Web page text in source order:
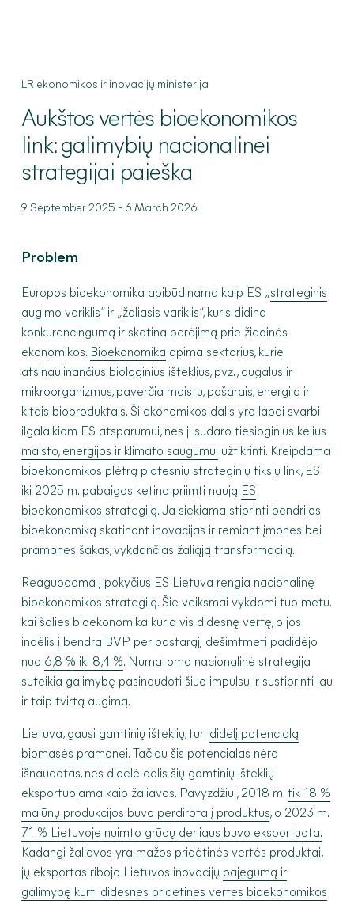
LR ekonomikos ir inovacijų ministerija
Aukštosvertės bioekonomikos
link: galimybių nacionalinei
strategijai paieška
9 September 2025 - 6 March 2026
Problem
Europos bioekonomika apibūdinama kaip ES „strateginis
augimo variklis“ ir „žaliasis variklis“, kuris didina
konkurencingumą ir skatina perėjimą prie žiedinės
ekonomikos. Bioekonomika apima sektorius, kurie
atsinaujinančius biologinius išteklius, pvz., augalus ir
mikroorganizmus, paverčia maistu, pašarais, energija ir
kitais bioproduktais. Ši ekonomikos dalis yra labai svarbi
ilgalaikiam ES atsparumui, nes ji sudaro tiesioginius kelius
maisto, energijos ir klimato saugumui užtikrinti. Kreipdama
bioekonomikos plėtrą platesnių strateginių tikslų link, ES
iki 2025 m. pabaigos ketina priimti naują ES
bioekonomikos strategiją. Ja siekiama stiprinti bendrijos
bioekonomiką skatinant inovacijas ir remiant įmones bei
pramonės šakas, vykdančias žaliąją transformaciją.
Reaguodama į pokyčius ES Lietuva rengia nacionalinę
bioekonomikos strategiją. Šie veiksmai vykdomi tuo metu,
kai šalies bioekonomika kuria vis didesnę vertę, o jos
indėlis į bendrą BVP per pastarąjį dešimtmetį padidėjo
nuo 6,8 % iki 8,4 %. Numatoma nacionalinė strategija
suteikia galimybę pasinaudoti šiuo impulsu ir sustiprinti jau
ir taip tvirtą augimą.
Lietuva, gausi gamtinių išteklių, turi didelį potencialą
biomasės pramonei.Tačiau šis potencialas nėra
išnaudotas, nes didelė dalis šių gamtinių išteklių
eksportuojama kaip žaliavos. Pavyzdžiui, 2018 m. tik 18 %
malūnų produkcijos buvo perdirbta į produktus, o 2023 m.
71 % Lietuvoje nuimto grūdų derliaus buvo eksportuota.
Kadangi žaliavos yra mažos pridėtinės vertės produktai,
jų eksportas riboja Lietuvos inovacijų pajėgumą ir
galimybę kurti didesnės pridėtinės vertės bioekonomikos